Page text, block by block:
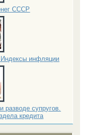
СССР
инфляции
разводе супругов.
кредита